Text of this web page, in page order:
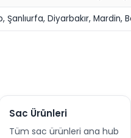
Şanlıurfa, Diyarbakır, Mardin,
Sac Ürünleri
Tüm sac ürünleri ana hub